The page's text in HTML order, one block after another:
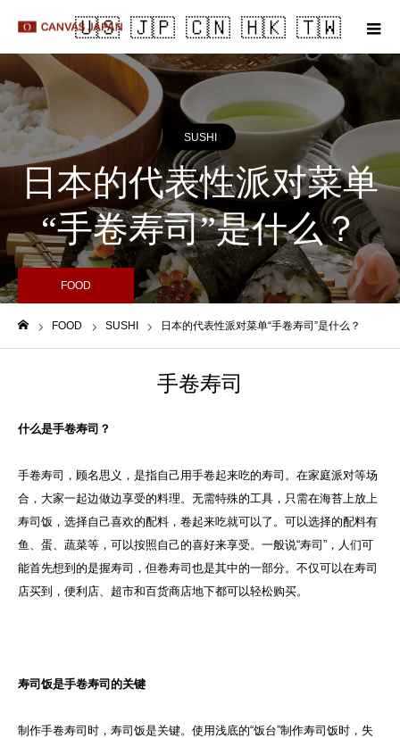
SUSHI
日本的代表性派对菜单
“手卷寿司”是什么？
FOOD
FOOD SUSHI 日本的代表性派对菜单“手卷寿司”是什么？
手卷寿司
什么是手卷寿司？
手卷寿司，顾名思义，是指自己用手卷起来吃的寿司。在家庭派对等场
合，大家一起边做边享受的料理。无需特殊的工具，只需在海苔上放上
寿司饭，选择自己喜欢的配料，卷起来吃就可以了。可以选择的配料有
鱼、蛋、蔬菜等，可以按照自己的喜好来享受。一般说“寿司”，人们可
能首先想到的是握寿司，但卷寿司也是其中的一部分。不仅可以在寿司
店买到，便利店、超市和百货商店地下都可以轻松购买。
寿司饭是手卷寿司的关键
制作手卷寿司时，寿司饭是关键。使用浅底的“饭台”制作寿司饭时，失